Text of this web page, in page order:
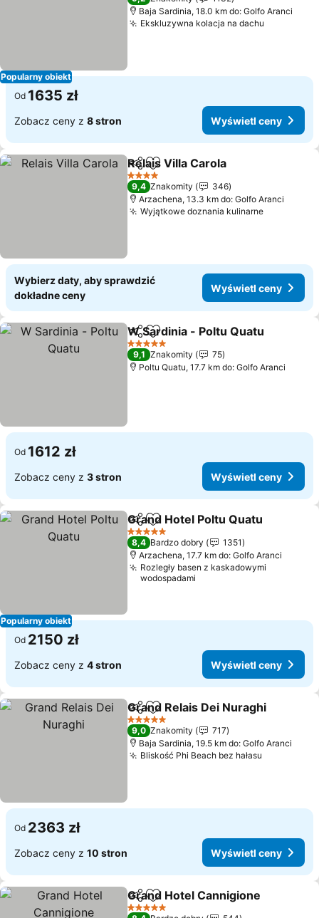
Popularny obiekt
Baja Sardinia, 18.0 km do: Golfo Aranci
Ekskluzywna kolacja na dachu
Od 1635 zł
Zobacz ceny z 8 stron Wyświetl ceny
Udostępnij
Dodaj do ulubionych
Relais Villa Carola
4 Kategoria
9,4 Znakomity
346
Arzachena, 13.3 km do: Golfo Aranci
Wyjątkowe doznania kulinarneWyświetl
Wybierz daty, aby sprawdzić
dokładne ceny
Wyświetl ceny
Udostępnij
Dodaj do ulubionych
W Sardinia - Poltu Quatu
5 Kategoria
9,1 Znakomity
75
Poltu Quatu, 17.7 km do: Golfo Aranci
Od 1612 zł
Zobacz ceny z 3 stron Wyświetl ceny
Popularny obiekt
Udostępnij
Dodaj do ulubionych
Grand Hotel Poltu Quatu
5 Kategoria
8,4 Bardzo dobry
1351
Arzachena, 17.7 km do: Golfo Aranci
Rozległy basen z kaskadowymi
wodospadami
Od 2150 zł
Zobacz ceny z 4 stron Wyświetl ceny
Udostępnij
Dodaj do ulubionych
Grand Relais Dei Nuraghi
5 Kategoria
9,0 Znakomity
717
Baja Sardinia, 19.5 km do: Golfo Aranci
Bliskość Phi Beach bez hałasu
Od 2363 zł
Zobacz ceny z 10 stron Wyświetl ceny
Udostępnij
Dodaj do ulubionych
Grand Hotel Cannigione
5 Kategoria